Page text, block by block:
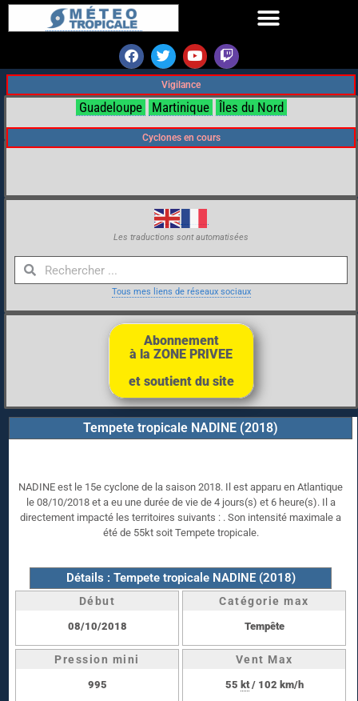
Vigilance
Guadeloupe Martinique Îles du Nord
Cyclones en cours
Les traductions sont automatisées
Tous mes liens de réseaux sociaux
Abonnement
à la ZONE PRIVEE
et soutient du site
Tempete tropicale NADINE (2018)
NADINE est le 15e cyclone de la saison 2018. Il est apparu en Atlantique
le 08/10/2018 et a eu une durée de vie de 4 jours(s) et 6 heure(s). Il a
directement impacté les territoires suivants : . Son intensité maximale a
été de 55kt soit Tempete tropicale.
Détails : Tempete tropicale NADINE (2018)
Début
08/10/2018
Catégorie max
Tempête
Pression mini
995
Vent Max
55 kt/ 102 km/h